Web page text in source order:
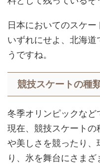
日本においてのスケー
いずれにせよ、北海
うですね。
競技スケートの種
冬季オリンピックなど
現在、競技スケートの
や美しさを競ったり、
り、氷を舞台にさまざ